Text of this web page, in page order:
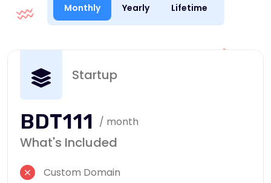
Monthly Yearly Lifetime
Startup
BDT111 / month
What's Included
Custom Domain